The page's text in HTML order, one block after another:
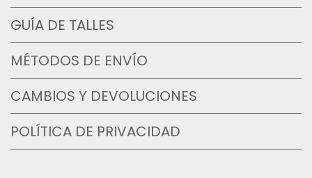
GUÍA DE TALLES
MÉTODOS DE ENVÍO
CAMBIOS Y DEVOLUCIONES
POLÍTICA DE PRIVACIDAD